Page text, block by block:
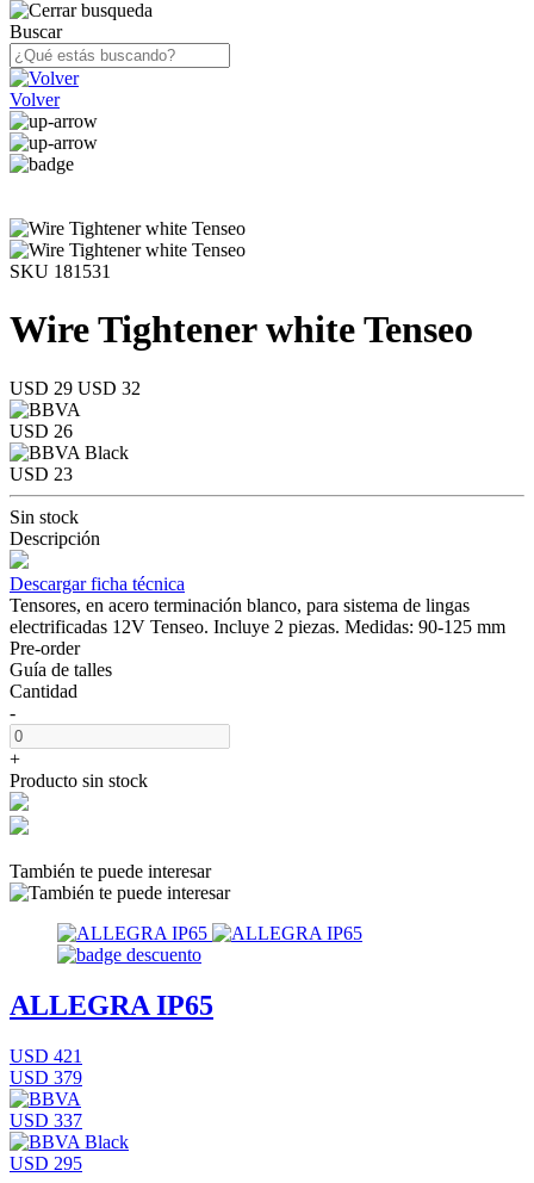
Buscar
Volver
SKU 181531
Wire Tightener white Tenseo
USD 29 USD 32
USD 26
USD 23
Sin stock
Descripción
Descargar ficha técnica
Tensores, en acero terminación blanco, para sistema de lingas
electrificadas 12V Tenseo. Incluye 2 piezas. Medidas: 90-125 mm
Pre-order
Guía de talles
Cantidad
-
+
Producto sin stock
También te puede interesar
ALLEGRA IP65
USD 421
USD 379
USD 337
USD 295